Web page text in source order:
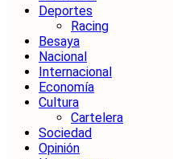
Deportes
Racing
Besaya
Nacional
Internacional
Economía
Cultura
Cartelera
Sociedad
Opinión